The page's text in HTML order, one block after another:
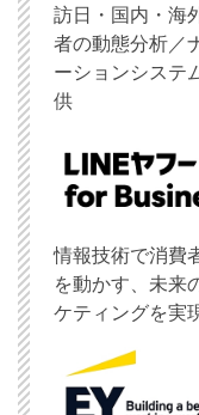
訪日・国内・海
者の動態分析／
ーションシステ
供
情報技術で消費
を動かす、未来
ケティングを実